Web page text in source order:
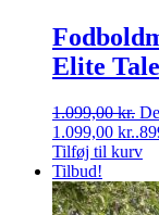
Elite
1.099,00kr.
1.099,00 kr..
Tilføj til kurv
Tilbud!